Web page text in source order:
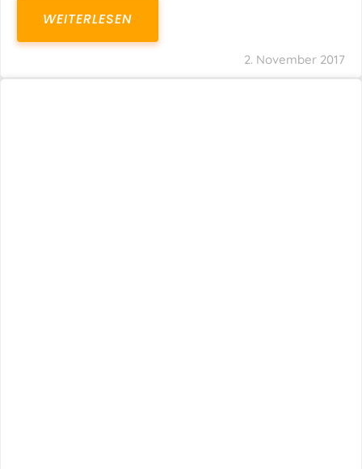
WEITERLESEN
2. November 2017